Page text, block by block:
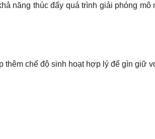
năng thúc đẩy quá trình giải phóng
chế độ sinh hoạt hợp lý để gìn giữ